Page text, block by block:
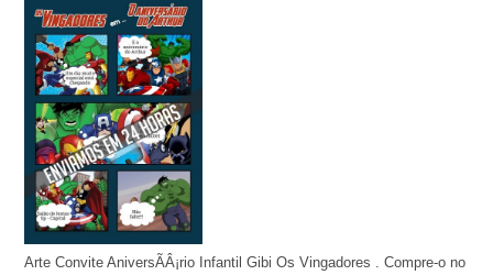
Arte Convite AniversÃÂ¡rio Infantil Gibi Os Vingadores . Compre-o no